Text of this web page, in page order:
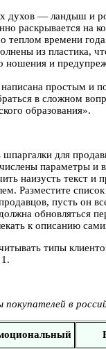
духов — ландыш и
раскрывается на
теплом времени
из пластика,
ношения и
написана простым и
в сложном
образования».
для
параметры и
наизусть текст и
Разместите
пусть он
обновляться
к описанию
типы
покупателей в